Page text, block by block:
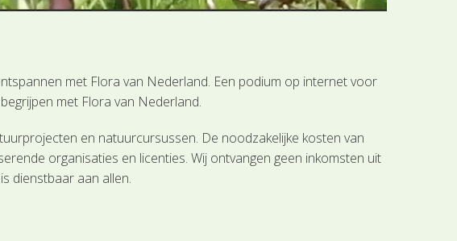
met Flora van Nederland. Een podium op internet voor
met Flora van Nederland.
en natuurcursussen. De noodzakelijke kosten van
organisaties en licenties. Wij ontvangen geen inkomsten uit
dienstbaar aan allen.